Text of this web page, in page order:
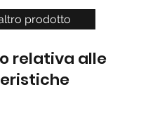
prodotto
relativa alle